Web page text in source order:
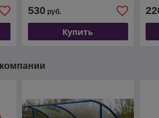
530руб.
Купить